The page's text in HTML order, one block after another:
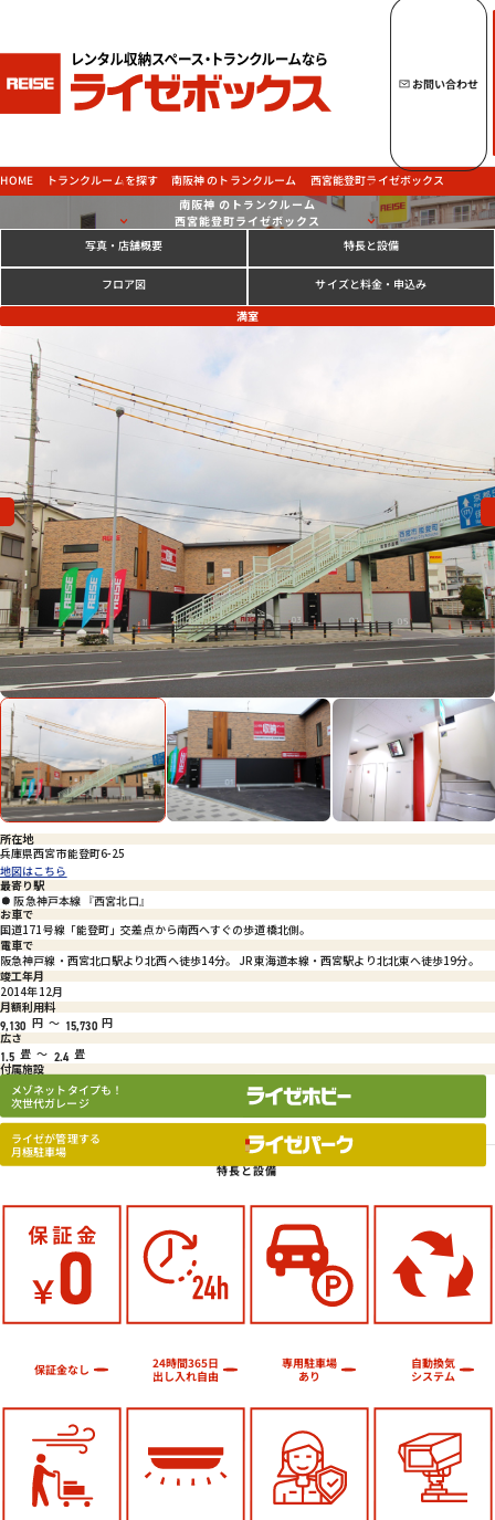
トップページへ
トランクルームを探す
ご契約の流れ・
ご利用中のお客様
よくあるご質問
お問い合わせ
会社概要
特定商取引法に基づく表示
プライバシーポリシー
お問い合わせ
HOME トランクルームを探す 南阪神 のトランクルーム 西宮能登町ライゼボックス
南阪神 のトランクルーム
西宮能登町ライゼボックス
写真・店舗概要 特長と設備
フロア図 サイズと料金 ・申込み
満室
Previous
所在地
兵庫県西宮市能登町6-25
地図はこちら
最寄り駅
阪急神戸本線 『西宮北口』
お車で
国道171号線「能登町」交差点から南西へすぐの歩道橋北側。
電車で
阪急神戸線・西宮北口駅より北西へ徒歩14分。 JR東海道本線・西宮駅より北北東へ徒歩19分。
竣工年月
2014年12月
月額利用料
9,130 円 ～ 15,730 円
広さ
1.5 畳 ～ 2.4 畳
付属施設
メゾネットタイプも！
次世代ガレージ
ライゼが管理する
月極駐車場
特長と設備
保証金なし 24時間365日
出し入れ自由
専用駐車場
あり
自動換気
システム